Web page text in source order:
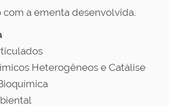
com a ementa desenvolvida.
Heterogêneos e Catálise